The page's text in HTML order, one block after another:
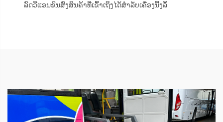
ລົດວີແອນຂົນສົ່ງສິນຄ້າທີ່ເຂົ້າເຖິງໄດ້ສຳລັບເຄື່ອງນີ້ງລໍ້